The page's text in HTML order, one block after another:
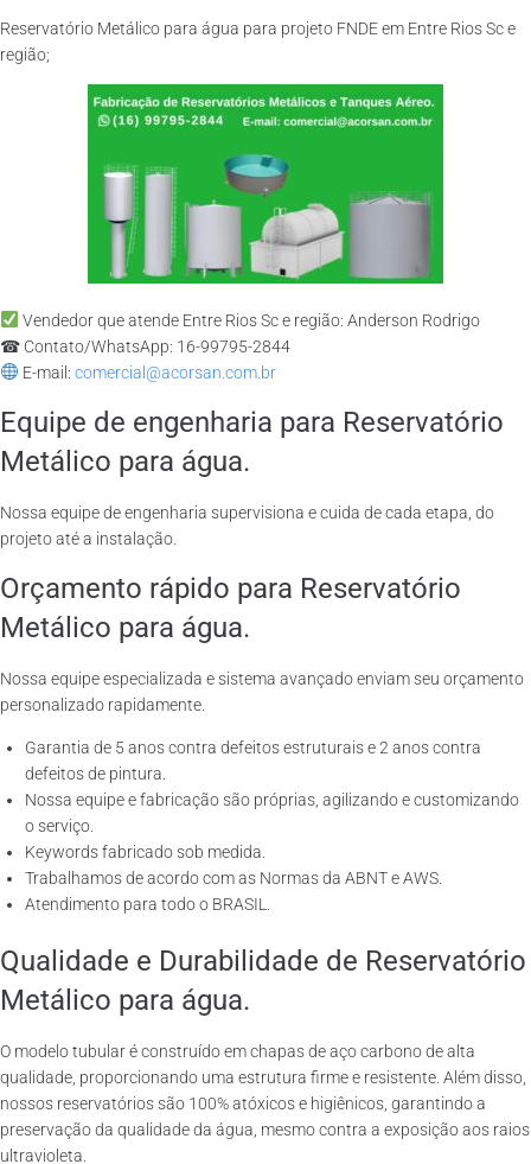
Reservatório Metálico para água para projeto FNDE em Entre Rios Sc e
região;
Vendedor que atende Entre Rios Sc e região: Anderson Rodrigo
☎ Contato/WhatsApp: 16-99795-2844
E-mail: comercial@acorsan.com.br
Equipe de engenharia para Reservatório
Metálico para água.
Nossa equipe de engenharia supervisiona e cuida de cada etapa, do
projeto até a instalação.
Orçamento rápido para Reservatório
Metálico para água.
Nossa equipe especializada e sistema avançado enviam seu orçamento
personalizado rapidamente.
Garantia de 5 anos contra defeitos estruturais e 2 anos contra
defeitos de pintura.
Nossa equipe e fabricação são próprias, agilizando e customizando
o serviço.
Keywords fabricado sob medida.
Trabalhamos de acordo com as Normas da ABNT e AWS.
Atendimento para todo o BRASIL.
Qualidade e Durabilidade de Reservatório
Metálico para água.
O modelo tubular é construído em chapas de aço carbono de alta
qualidade, proporcionando uma estrutura firme e resistente. Além disso,
nossos reservatórios são 100% atóxicos e higiênicos, garantindo a
preservação da qualidade da água, mesmo contra a exposição aos raios
ultravioleta.